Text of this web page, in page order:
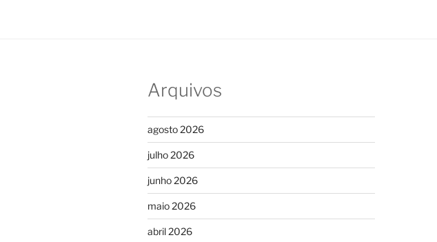
Arquivos
agosto 2026
julho 2026
junho 2026
maio 2026
abril 2026